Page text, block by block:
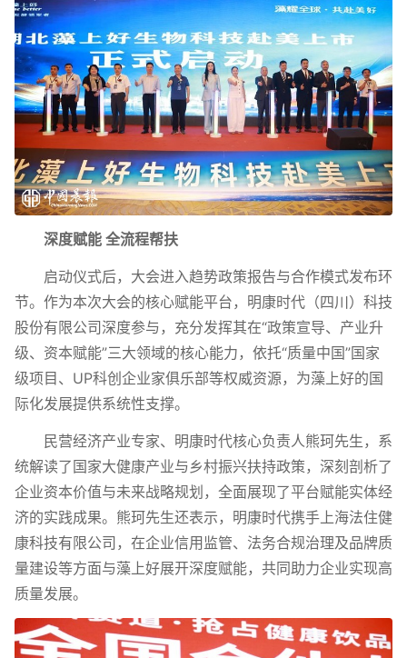
深度赋能 全流程帮扶
启动仪式后，大会进入趋势政策报告与合作模式发布环
节。作为本次大会的核心赋能平台，明康时代（四川）科技
股份有限公司深度参与，充分发挥其在“政策宣导、产业升
级、资本赋能”三大领域的核心能力，依托“质量中国”国家
级项目、UP科创企业家俱乐部等权威资源，为藻上好的国
际化发展提供系统性支撑。
民营经济产业专家、明康时代核心负责人熊珂先生，系
统解读了国家大健康产业与乡村振兴扶持政策，深刻剖析了
企业资本价值与未来战略规划，全面展现了平台赋能实体经
济的实践成果。熊珂先生还表示，明康时代携手上海法住健
康科技有限公司，在企业信用监管、法务合规治理及品牌质
量建设等方面与藻上好展开深度赋能，共同助力企业实现高
质量发展。